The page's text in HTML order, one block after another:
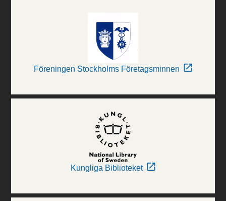
Föreningen Stockholms Företagsminnen
Kungliga Biblioteket